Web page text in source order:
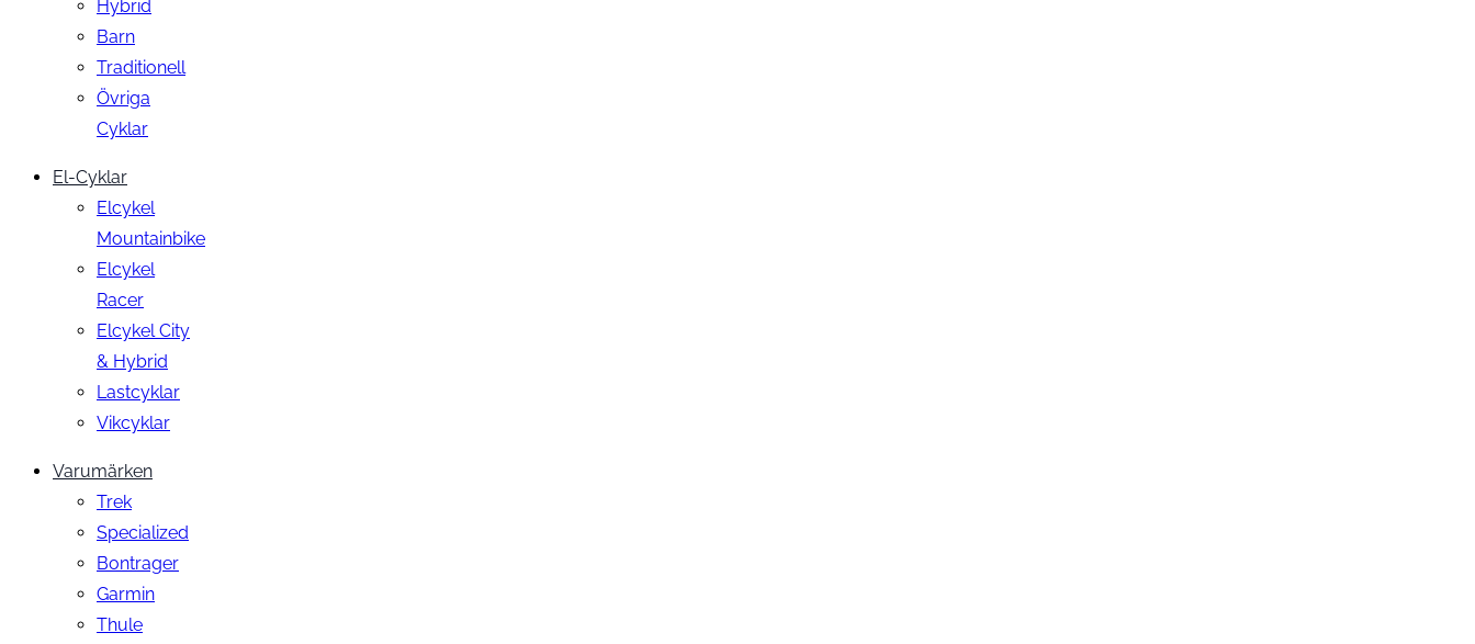
Hybrid
Barn
Traditionell
Övriga
Cyklar
El-Cyklar
Elcykel
Mountainbike
Elcykel
Racer
Elcykel City
& Hybrid
Lastcyklar
Vikcyklar
Varumärken
Trek
Specialized
Bontrager
Garmin
Thule